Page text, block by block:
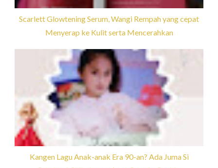
Scarlett Glowtening Serum, Wangi Rempah yang cepat
Menyerap ke Kulit serta Mencerahkan
Kangen Lagu Anak-anak Era 90-an? Ada Juma Si